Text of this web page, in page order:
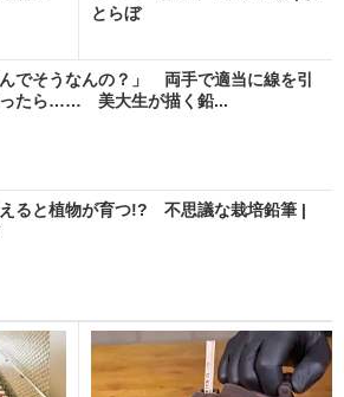
とらぼ
んでそうなんの？」 両手で適当に線を引
ったら…… 美大生が描く鉛...
ると植物が育つ!? 不思議な栽培鉛筆 |